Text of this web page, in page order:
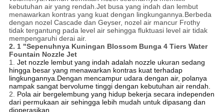
kebutuhan air yang rendah.Jet busa yang indah dan lembut
menawarkan kontras yang kuat dengan lingkungannya.Berbeda
dengan nozel Cascade dan Geyser, nozel air mancur Frothy
tidak tergantung pada level air sehingga fluktuasi level air tidak
mempengaruhi derai air.
2. 1 "Sepenuhnya Kuningan Blossom Bunga 4 Tiers Water
Fountain Nozzle Jet
1. Jet nozzle lembut yang indah adalah nozzle ukuran sedang
hingga besar yang menawarkan kontras kuat terhadap
lingkungannya.Dengan mencampur udara dengan air, polanya
nampak sangat bervolume tinggi dengan kebutuhan air rendah.
2. Pola air bergelembung yang hidup bekerja secara independen
dari permukaan air sehingga lebih mudah untuk dipasang dan
dioperasikan